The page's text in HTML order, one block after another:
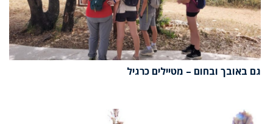
גם באובך ובחום – מטיילים כרגיל